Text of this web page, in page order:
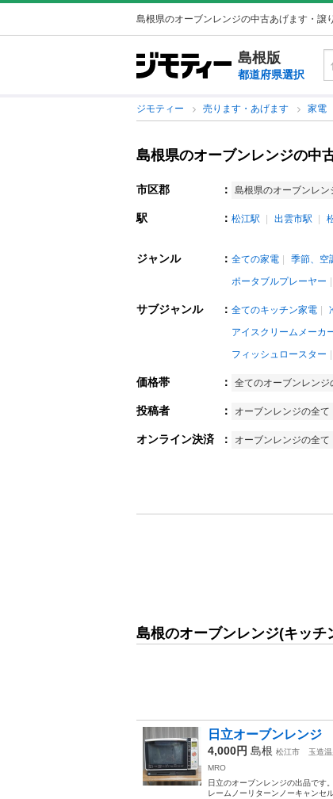
島根県のオーブンレンジの中古あげます・譲
島根版
都道府県選択
ジモティー 売ります・あげます 家電
島根県のオーブンレンジの中
市区郡 ： 島根県のオーブンレン
駅 ： 松江駅 出雲市駅
ジャンル ： 全ての家電 季節、空
ポータブルプレーヤー
サブジャンル ： 全てのキッチン家電
アイスクリームメーカ
フィッシュロースター
価格帯 ： 全てのオーブンレンジ
投稿者 ： オーブンレンジの全て
オンライン決済 ： オーブンレンジの全て
島根のオーブンレンジ(キッチ
日立オーブンレンジ
4,000円 島根 松江市 玉造
MRO
日立のオーブンレンジの出品で
レームノーリターンノーキャンセ